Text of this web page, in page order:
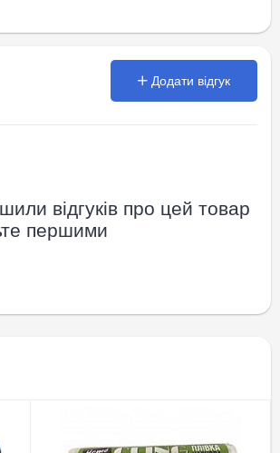
Додати відгук
відгуків про цей товар
першими